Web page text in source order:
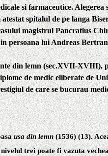
si farmaceutice.
atestat spitalul de pe langa
magistrulPancratius
persoana luiAndreas
din lemn (sec.XVII-XVIII),
de medic eliberate de
de care se bucurau
usa din lemn(1536) (13).
trei poate fi vazuta